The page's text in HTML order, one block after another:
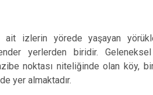
ait izlerin yörede yaşayan
yerlerden biridir.
noktası niteliğinde olan köy,
yer almaktadır.